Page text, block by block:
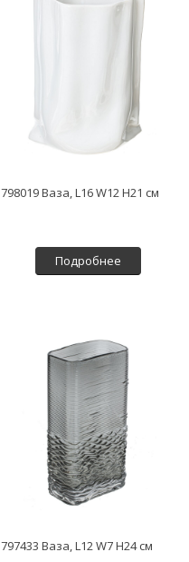
798019 Ваза, L16 W12 H21 см
Подробнее
797433 Ваза, L12 W7 H24 см